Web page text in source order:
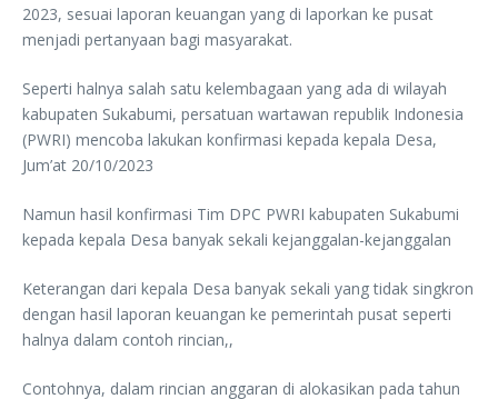
2023, sesuai laporan keuangan yang di laporkan ke pusat
menjadi pertanyaan bagi masyarakat.
Seperti halnya salah satu kelembagaan yang ada di wilayah
kabupaten Sukabumi, persatuan wartawan republik Indonesia
(PWRI) mencoba lakukan konfirmasi kepada kepala Desa,
Jum’at 20/10/2023
Namun hasil konfirmasi Tim DPC PWRI kabupaten Sukabumi
kepada kepala Desa banyak sekali kejanggalan-kejanggalan
Keterangan dari kepala Desa banyak sekali yang tidak singkron
dengan hasil laporan keuangan ke pemerintah pusat seperti
halnya dalam contoh rincian,,
Contohnya, dalam rincian anggaran di alokasikan pada tahun